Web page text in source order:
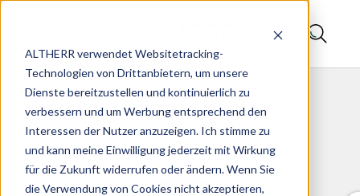
ALTHERR verwendet Websitetracking-
Technologien von Drittanbietern, um unsere
Dienste bereitzustellen und kontinuierlich zu
verbessern und um Werbung entsprechend den
Interessen der Nutzer anzuzeigen. Ich stimme zu
und kann meine Einwilligung jederzeit mit Wirkung
für die Zukunft widerrufen oder ändern. Wenn Sie
die Verwendung von Cookies nicht akzeptieren,